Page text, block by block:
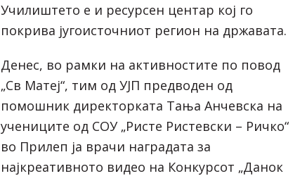
Училиштето е и ресурсен центар кој го
покрива југоисточниот регион на државата.
Денес, во рамки на активностите по повод
„Св Матеј“, тим од УЈП предводен од
помошник директорката Тања Анчевска на
учениците од СОУ „Ристе Ристевски – Ричко“
во Прилеп ја врачи наградата за
најкреативното видео на Конкурсот „Данок